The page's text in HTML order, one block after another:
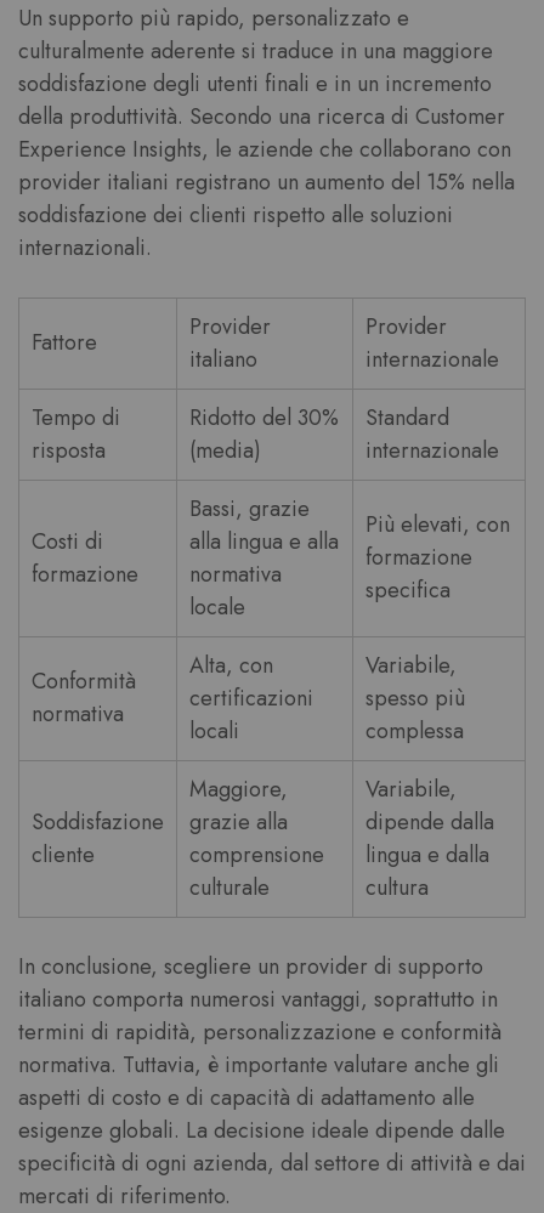
Un supporto più rapido, personalizzato e
culturalmente aderente si traduce in una maggiore
soddisfazione degli utenti finali e in un incremento
della produttività. Secondo una ricerca di Customer
Experience Insights, le aziende che collaborano con
provider italiani registrano un aumento del 15% nella
soddisfazione dei clienti rispetto alle soluzioni
internazionali.
Fattore
Provider
italiano
Provider
internazionale
Tempo di
risposta
Ridotto del 30%
(media)
Standard
internazionale
Costi di
formazione
Bassi, grazie
alla lingua e alla
normativa
locale
Più elevati, con
formazione
specifica
Conformità
normativa
Alta, con
certificazioni
locali
Variabile,
spesso più
complessa
Soddisfazione
cliente
Maggiore,
grazie alla
comprensione
culturale
Variabile,
dipende dalla
lingua e dalla
cultura
In conclusione, scegliere un provider di supporto
italiano comporta numerosi vantaggi, soprattutto in
termini di rapidità, personalizzazione e conformità
normativa. Tuttavia, è importante valutare anche gli
aspetti di costo e di capacità di adattamento alle
esigenze globali. La decisione ideale dipende dalle
specificità di ogni azienda, dal settore di attività e dai
mercati di riferimento.